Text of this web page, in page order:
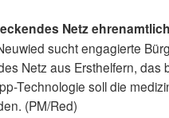
Netz
sucht engagierte
Netz aus Ersthelfern, das
Technologie soll die
(PM/Red)